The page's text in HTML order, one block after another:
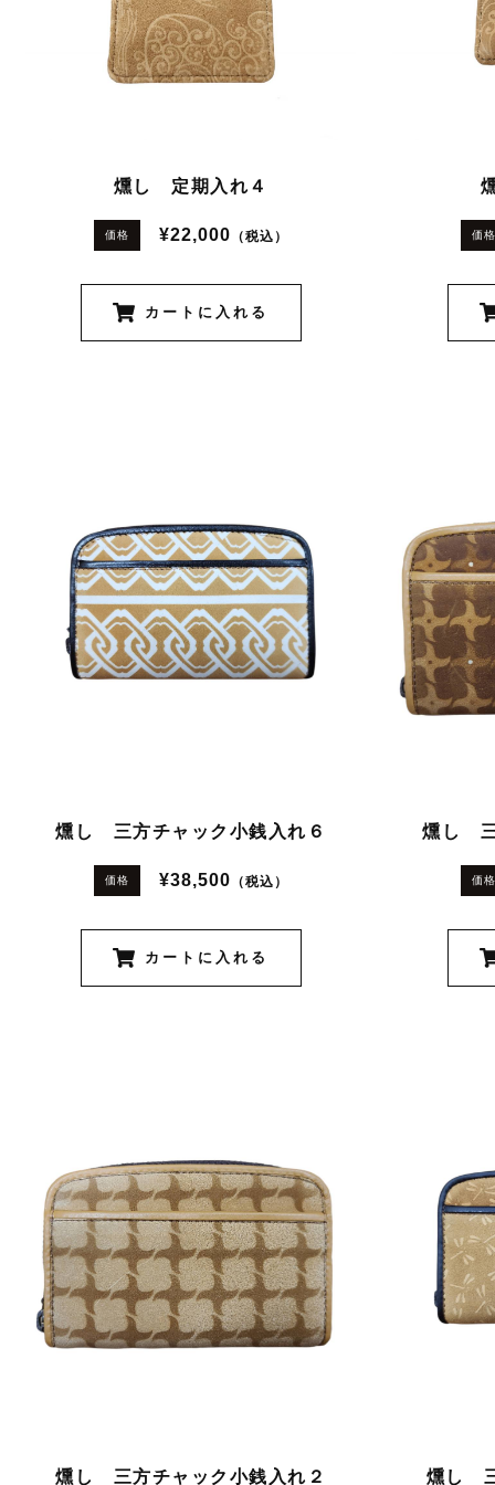
燻し 定期入れ４
価格 ¥22,000 （税込）
カートに入れる
価格
燻し 三方チャック小銭入れ６
価格 ¥38,500 （税込）
カートに入れる
燻し 三
価格
燻し 三方チャック小銭入れ２ 燻し